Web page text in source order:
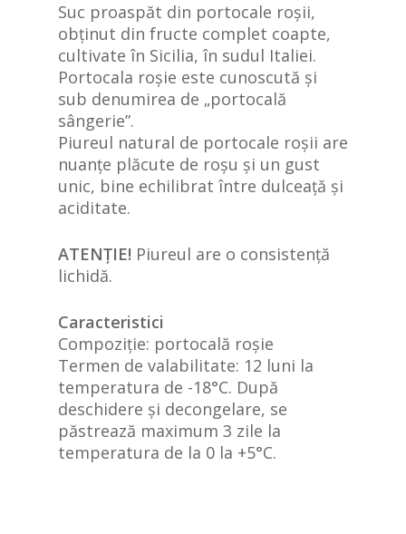
Suc proaspăt din portocale roșii,
obținut din fructe complet coapte,
cultivate în Sicilia, în sudul Italiei.
Portocala roșie este cunoscută și
sub denumirea de „portocală
sângerie”.
Piureul natural de portocale roșii are
nuanțe plăcute de roșu și un gust
unic, bine echilibrat între dulceață și
aciditate.
ATENȚIE! Piureul are o consistență
lichidă.
Caracteristici
Compoziție: portocală roșie
Termen de valabilitate: 12 luni la
temperatura de -18°C. După
deschidere și decongelare, se
păstrează maximum 3 zile la
temperatura de la 0 la +5°C.